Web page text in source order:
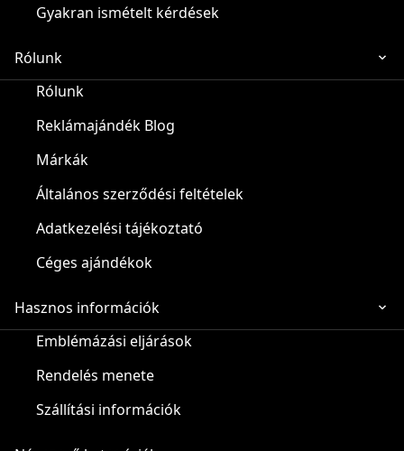
Gyakran ismételt kérdések
Rólunk
Rólunk
Reklámajándék Blog
Márkák
Általános szerződési feltételek
Adatkezelési tájékoztató
Céges ajándékok
Hasznos információk
Emblémázási eljárások
Rendelés menete
Szállítási információk